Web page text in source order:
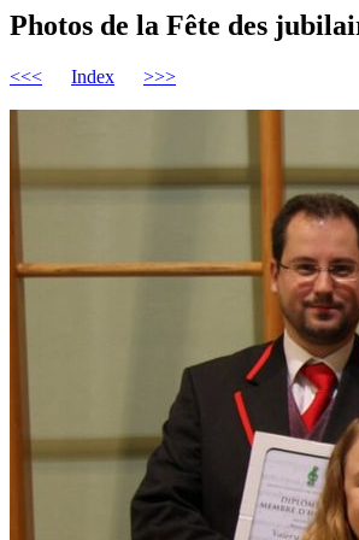
Photos de la Fête des
<<< Index >>>